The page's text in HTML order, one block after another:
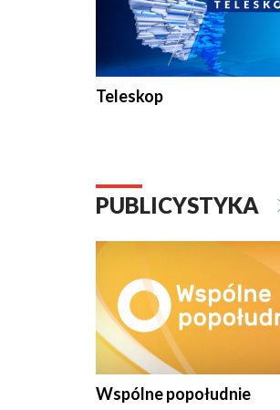
Teleskop
PUBLICYSTYKA
Wspólne popołudnie